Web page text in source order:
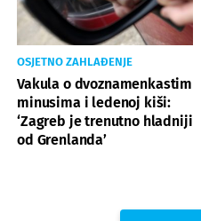
OSJETNO ZAHLAĐENJE
Vakula o dvoznamenkastim
minusima i ledenoj kiši:
‘Zagreb je trenutno hladniji
od Grenlanda’